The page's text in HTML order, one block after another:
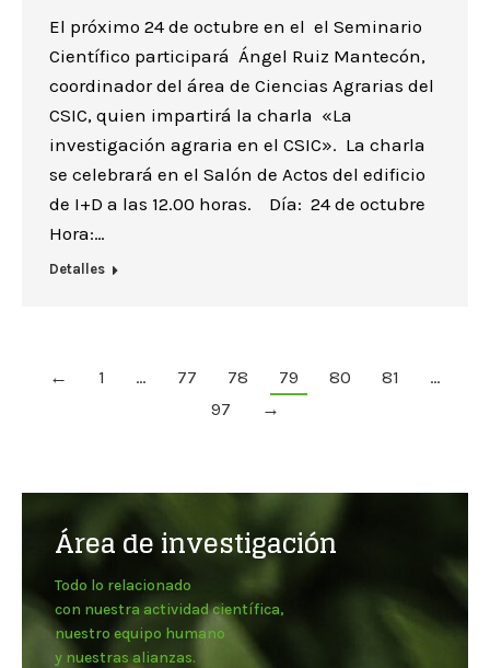
El próximo 24 de octubre en el el Seminario
Científico participará Ángel Ruiz Mantecón,
coordinador del área de Ciencias Agrarias del
CSIC, quien impartirá la charla «La
investigación agraria en el CSIC». La charla
se celebrará en el Salón de Actos del edificio
de I+D a las 12.00 horas. Día: 24 de octubre
Hora:…
Detalles
← 1 … 77 78 79 80 81
…
97
→
Área de investigación
Todo lo relacionado
con nuestra actividad científica,
nuestro equipo humano
y nuestras alianzas.